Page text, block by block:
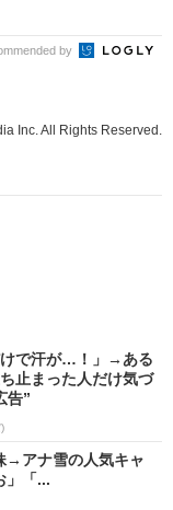
by
Inc. All Rights Reserved.
けで汗が…！」→ある
止まった人だけ気づ
告”
→アナ雪の人気キャ
」「...